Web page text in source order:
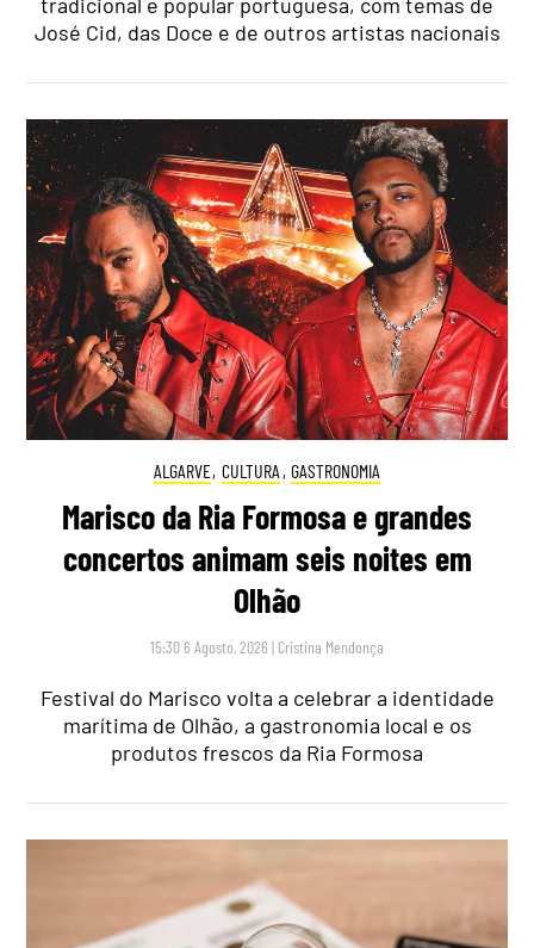
José Cid, das Doce e de outros artistas nacionais
ALGARVE, CULTURA , GASTRONOMIA
Marisco da Ria Formosa e grandes
concertos animam seis noites em
Olhão
15:30 6 Agosto, 2026 | Cristina Mendonça
Festival do Marisco volta a celebrar a identidade
marítima de Olhão, a gastronomia local e os
produtos frescos da Ria Formosa